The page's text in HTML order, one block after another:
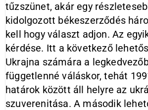
tűzszünet, akár egy
kidolgozott békeszerződés
kell hogy választ adjon. Az
kérdése. Itt a következő
Ukrajna számára a
függetlenné váláskor, tehát
határok között áll helyre az
szuverenitása. A második